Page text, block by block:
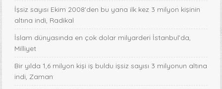
İşsiz sayısı Ekim 2008'den bu yana ilk kez 3 milyon kişinin
altına indi, Radikal
İslam dünyasında en çok dolar milyarderi İstanbul’da,
Milliyet
Bir yılda 1,6 milyon kişi iş buldu işsiz sayısı 3 milyonun altına
indi, Zaman